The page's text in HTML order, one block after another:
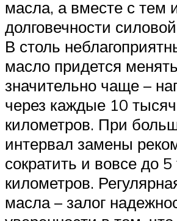
масла, а вместе с тем
долговечности
В столь
масло придется менять
значительно чаще –
через каждые 10 тысяч
километров. При
интервал замены
сократить и вовсе до
километров.
масла – залог